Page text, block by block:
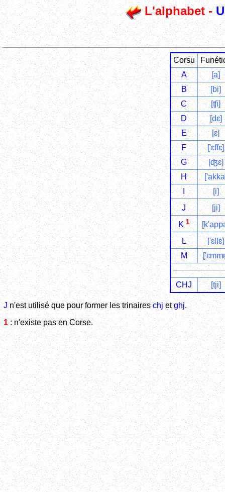
L'alphabet -
Corsu
A
[a]
B
[bi]
C
[ʧi]
D
[dɛ]
E
[ɛ]
F
['ɛffɛ]
G
[ʤɛ]
H
[i]
J
[ji]
K 1
L
['ɛllɛ]
M
CHJ [tji]
Jn'est utilisé que pour former les trinaireschj etghj.
1 : n'existe pas en Corse.